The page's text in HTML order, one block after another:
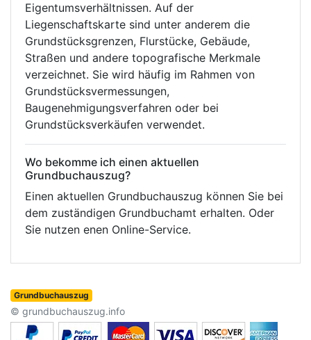
Eigentumsverhältnissen. Auf der
Liegenschaftskarte sind unter anderem die
Grundstücksgrenzen, Flurstücke, Gebäude,
Straßen und andere topografische Merkmale
verzeichnet. Sie wird häufig im Rahmen von
Grundstücksvermessungen,
Baugenehmigungsverfahren oder bei
Grundstücksverkäufen verwendet.
Wo bekomme ich einen aktuellen
Grundbuchauszug?
Einen aktuellen Grundbuchauszug können Sie bei
dem zuständigen Grundbuchamt erhalten. Oder
Sie nutzen enen Online-Service.
Grundbuchauszug
© grundbuchauszug.info